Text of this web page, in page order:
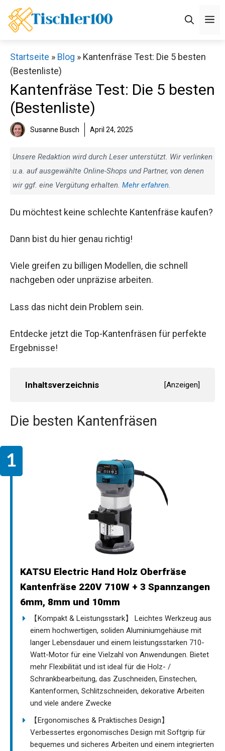
Zum
Inhalt
springen
Startseite » Blog » Kantenfräse Test: Die 5 besten
(Bestenliste)
Kantenfräse Test: Die 5 besten
(Bestenliste)
Susanne Busch April 24, 2025
Unsere Redaktion wird durch Leser unterstützt. Wir verlinken
u.a. auf ausgewählte Online-Shops und Partner, von denen
wir ggf. eine Vergütung erhalten. Mehr erfahren.
Du möchtest keine schlechte Kantenfräse kaufen?
Dann bist du hier genau richtig!
Viele greifen zu billigen Modellen, die schnell
nachgeben oder unpräzise arbeiten.
Lass das nicht dein Problem sein.
Entdecke jetzt die Top-Kantenfräsen für perfekte
Ergebnisse!
Inhaltsverzeichnis [Anzeigen]
Die besten Kantenfräsen
KATSU Electric Hand Holz Oberfräse
Kantenfräse 220V 710W + 3 Spannzangen
6mm, 8mm und 10mm
【Kompakt & Leistungsstark】 Leichtes Werkzeug aus
einem hochwertigen, soliden Aluminiumgehäuse mit
langer Lebensdauer und einem leistungsstarken 710-
Watt-Motor für eine Vielzahl von Anwendungen. Bietet
mehr Flexibilität und ist ideal für die Holz- /
Schrankbearbeitung, das Zuschneiden, Einstechen,
Kantenformen, Schlitzschneiden, dekorative Arbeiten
und viele andere Zwecke
【Ergonomisches & Praktisches Design】
Verbessertes ergonomisches Design mit Softgrip für
bequemes und sicheres Arbeiten und einem integrierten